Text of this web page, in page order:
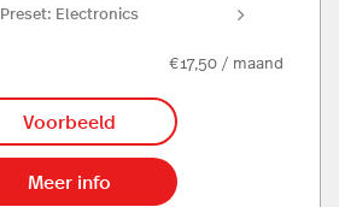
Preset: Electronics
€17,50 / maand
Voorbeeld
Meer info